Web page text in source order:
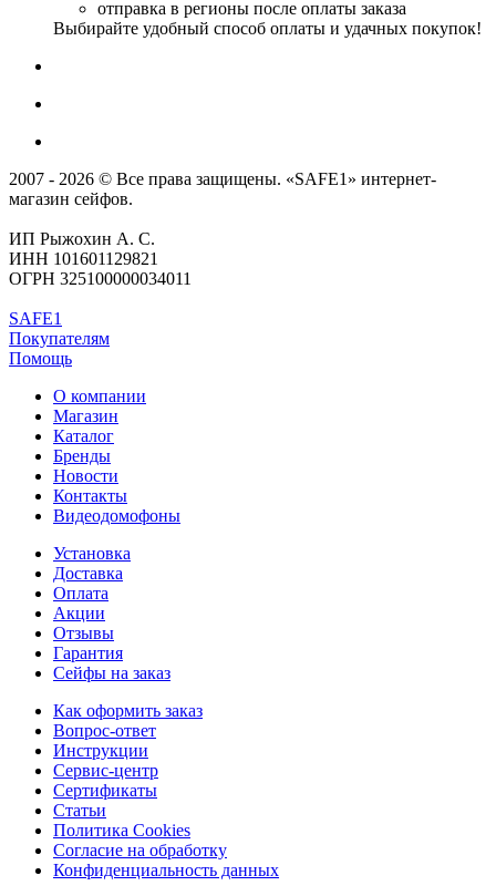
отправка в регионы после оплаты заказа
Выбирайте удобный способ оплаты и удачных покупок!
2007 - 2026 © Все права защищены. «SAFE1» интернет-
магазин сейфов.
ИП Рыжохин А. С.
ИНН 101601129821
ОГРН 325100000034011
SAFE1
Покупателям
Помощь
О компании
Магазин
Каталог
Бренды
Новости
Контакты
Видеодомофоны
Установка
Доставка
Оплата
Акции
Отзывы
Гарантия
Сейфы на заказ
Как оформить заказ
Вопрос-ответ
Инструкции
Сервис-центр
Сертификаты
Статьи
Политика Cookies
Согласие на обработку
Конфиденциальность данных